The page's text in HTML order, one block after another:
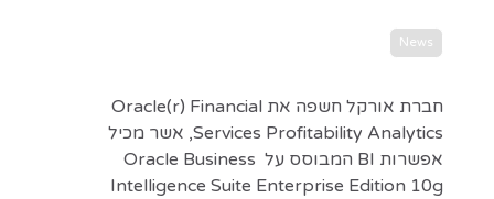
News
חברת אורקל חשפה את Oracle(r) Financial
Services Profitability Analytics, אשר מכיל
אפשרות BI המבוסס על Oracle Business
Intelligence Suite Enterprise Edition 10g